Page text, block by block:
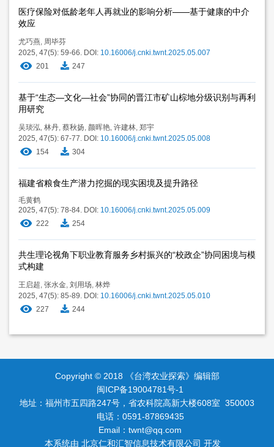
医疗保险对低龄老年人再就业的影响分析——基于健康的中介
效应
尤巧燕, 周毕芬
2025, 47(5): 59-66. DOI: 10.16006/j.cnki.twnt.2025.05.007
201
247
基于“生态—文化—社会”协同的晋江市矿山棕地分级识别与再利
用研究
吴琰泓, 林丹, 蔡秋扬, 颜晖艳, 许建林, 郑宇
2025, 47(5): 67-77. DOI: 10.16006/j.cnki.twnt.2025.05.008
154
304
福建省粮食生产潜力挖掘的现实困境及提升路径
毛黄鹤
2025, 47(5): 78-84. DOI: 10.16006/j.cnki.twnt.2025.05.009
222
254
共生理论视角下职业教育服务乡村振兴的“校政企”协同困境与模
式构建
王启超, 张水金, 刘用场, 林烨
2025, 47(5): 85-89. DOI: 10.16006/j.cnki.twnt.2025.05.010
227
244
Copyright © 2018 《台湾农业探索》编辑部
闽ICP备19004781号-1
地址：福州市五四路247号，省农科院高新大楼608室 350003
电话：0591-87869435
Email： twnt@qq.com
本系统由 北京仁和汇智信息技术有限公司 开发